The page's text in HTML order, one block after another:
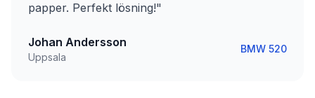
papper. Perfekt lösning!"
Johan Andersson
Uppsala
BMW 520